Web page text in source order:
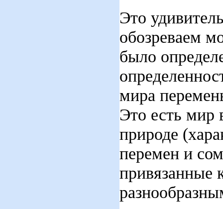
Это
обозреваем
было
мира
Это есть мир
природе
перемен и
привязанные